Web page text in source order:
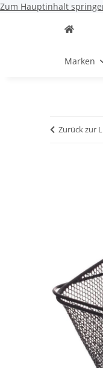
Zum Hauptinhalt
Marken
Zurück zur